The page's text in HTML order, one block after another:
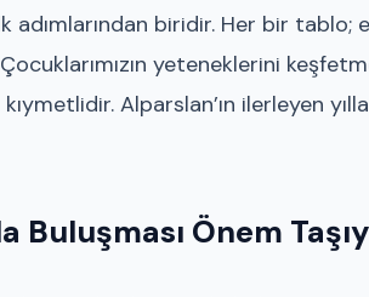
adımlarından biridir. Her bir tablo;
yeteneklerini
Alparslan’ın ilerleyen
Buluşması Önem